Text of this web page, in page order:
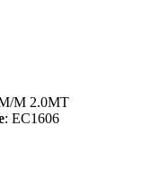
M 2.0MT
: EC1606